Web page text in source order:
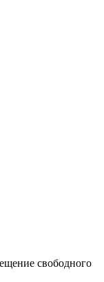
свободного